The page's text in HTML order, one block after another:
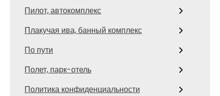
Пилот, автокомплекс
Плакучая ива, банный комплекс
По пути
Полет, парк-отель
Политика конфиденциальности